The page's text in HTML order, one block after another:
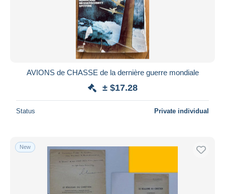
AVIONS de CHASSE de la dernière guerre mondiale
± $17.28
Status Private individual
New